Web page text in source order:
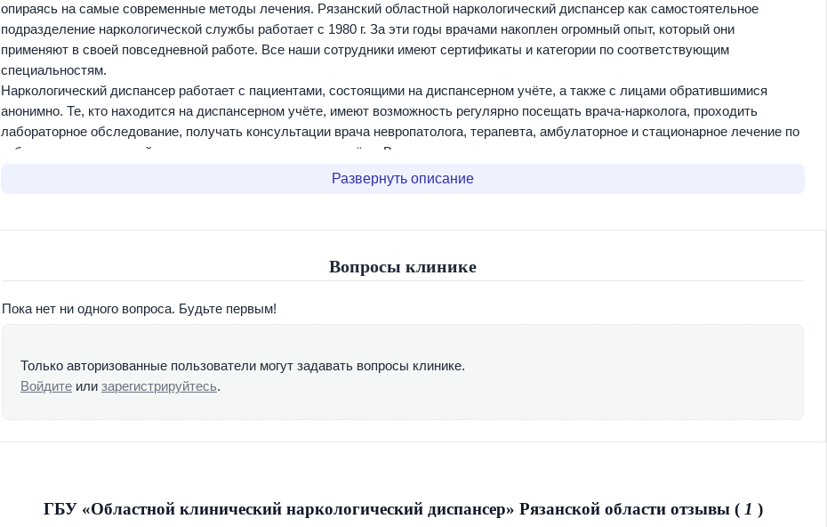
опираясь на самые современные методы лечения. Рязанский областной наркологический диспансер как самостоятельное
подразделение наркологической службы работает с 1980 г. За эти годы врачами накоплен огромный опыт, который они
применяют в своей повседневной работе. Все наши сотрудники имеют сертификаты и категории по соответствующим
специальностям.
Наркологический диспансер работает с пациентами, состоящими на диспансерном учёте, а также с лицами обратившимися
анонимно. Те, кто находится на диспансерном учёте, имеют возможность регулярно посещать врача-нарколога, проходить
лабораторное обследование, получать консультации врача невропатолога, терапевта, амбулаторное и стационарное лечение по
заболеванию, с дальнейшим снятием с диспансерного учёта. Все услуги, получаемые такими пациентами, оказываются
бесплатно. Решившим лечиться анонимно, наркодиспансер может предложить перечень платных услуг, в том числе и
Рязанский наркологический диспансер, помноженный на самые лучшие традиции отечественной медицины — залог
Стационарное и амбулаторное лечение алкогольной и наркотической зависимости (включая реабилитационные программы и
кодирование).
Медицинские освидетельствования и экспертизы (на право владения оружием, управления транспортом, судебно-
Развернуть описание
Вопросы клинике
Пока нет ни одного вопроса. Будьте первым!
Только авторизованные пользователи могут задавать вопросы клинике.
Войдите или зарегистрируйтесь.
ГБУ «Областной клинический наркологический диспансер» Рязанской области отзывы ( 1 )